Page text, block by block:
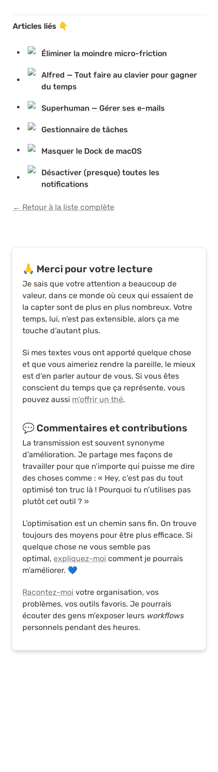
Articles liés 👇
Éliminer la moindre micro-friction
Alfred — Tout faire au clavier pour gagner
du temps
Superhuman — Gérer ses e-mails
Gestionnaire de tâches
Masquer le Dock de macOS
Désactiver (presque) toutes les
notifications
← Retour à la liste complète
🙏 Merci pour votre lecture
Je sais que votre attention a beaucoup de
valeur, dans ce monde où ceux qui essaient de
la capter sont de plus en plus nombreux. Votre
temps, lui, n’est pas extensible, alors ça me
touche d’autant plus.
Si mes textes vous ont apporté quelque chose
et que vous aimeriez rendre la pareille, le mieux
est d’en parler autour de vous. Si vous êtes
conscient du temps que ça représente, vous
pouvez aussi m’offrir un thé.
💬 Commentaires et contributions
La transmission est souvent synonyme
d’amélioration. Je partage mes façons de
travailler pour que n’importe qui puisse me dire
des choses comme : « Hey, c’est pas du tout
optimisé ton truc là ! Pourquoi tu n’utilises pas
plutôt cet outil ? »
L’optimisation est un chemin sans fin. On trouve
toujours des moyens pour être plus efficace. Si
quelque chose ne vous semble pas
optimal, expliquez-moi comment je pourrais
m’améliorer. 💙
Racontez-moi votre organisation, vos
problèmes, vos outils favoris. Je pourrais
écouter des gens m’exposer leurs workflows
personnels pendant des heures.